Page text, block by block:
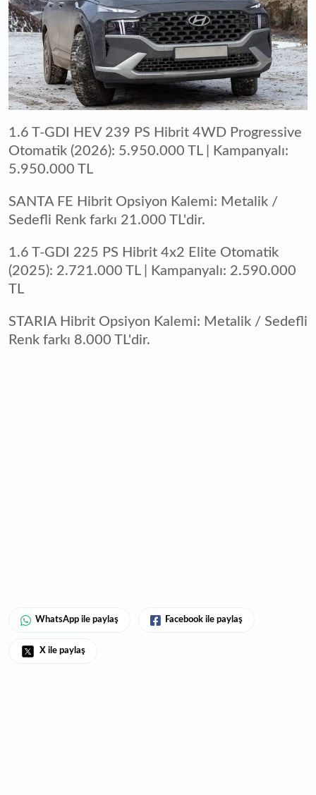
1.6 T-GDI HEV 239 PS Hibrit 4WD Progressive
Otomatik (2026): 5.950.000 TL | Kampanyalı:
5.950.000 TL
SANTA FE Hibrit Opsiyon Kalemi: Metalik /
Sedefli Renk farkı 21.000 TL'dir.
1.6 T-GDI 225 PS Hibrit 4x2 Elite Otomatik
(2025): 2.721.000 TL | Kampanyalı: 2.590.000
TL
STARIA Hibrit Opsiyon Kalemi: Metalik / Sedefli
Renk farkı 8.000 TL'dir.
WhatsApp ile paylaş Facebook ile paylaş
X ile paylaş